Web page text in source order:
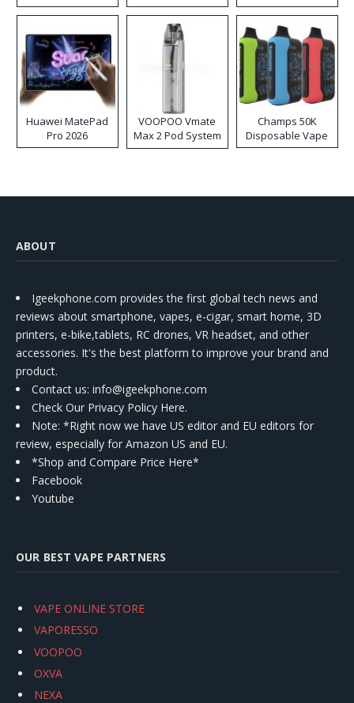
Huawei MatePad
Pro 2026
VOOPOO Vmate
Max 2 Pod System
Kit
Champs 50K
Disposable Vape
ABOUT
Igeekphone.com provides the first global tech news and
reviews about smartphone, vapes, e-cigar, smart home, 3D
printers, e-bike,tablets, RC drones, VR headset, and other
accessories. It's the best platform to improve your brand and
product.
Contact us: info@igeekphone.com
Check Our Privacy Policy Here.
Note: *Right now we have US editor and EU editors for
review, especially for Amazon US and EU.
*Shop and Compare Price Here*
Facebook
Youtube
OUR BEST VAPE PARTNERS
VAPE ONLINE STORE
VAPORESSO
VOOPOO
OXVA
NEXA